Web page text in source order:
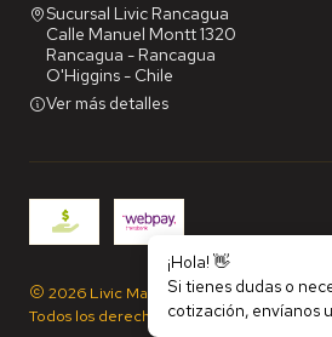
Sucursal Livic Rancagua
Calle Manuel Montt 1320
Rancagua - Rancagua
O'Higgins - Chile
Ver más detalles
2026 Livic Maq SpA.
Todos los derechos reservados.
¡Hola! 👋
Si tienes dudas o
cotización, envíanos